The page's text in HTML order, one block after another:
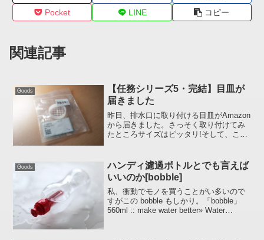
Pocket
LINE コピー
関連記事
Goods
【任務シリーズ5・完結】目皿が
届きました
昨日、排水口に取り付ける目皿がAmazon
から届きました。さっそく取り付けてみ
たところサイズはピッタリ!そして、この
がなく使えました、やったぜ。188円、あ
りがたし(笑...
Goods
ハンディ濾過ボトルとでも言えば
いいのか[bobble]
私、衝動でモノを買うことがい多いので
すがこの bobble もしかり。「bobble」
560ml :: make water better» Water